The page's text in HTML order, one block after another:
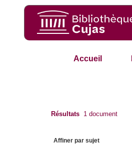
Accueil
Résultats 1 document
Affiner par sujet